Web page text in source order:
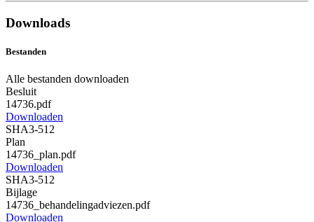
Downloads
Bestanden
Alle bestanden downloaden
Besluit
14736.pdf
Downloaden
SHA3-512
Plan
14736_plan.pdf
Downloaden
SHA3-512
Bijlage
14736_behandelingadviezen.pdf
Downloaden